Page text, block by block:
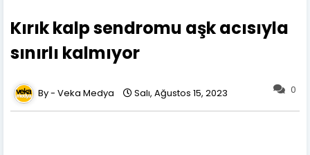
Kırık kalp sendromu aşk acısıyla
sınırlı kalmıyor
0
Veka Medya Salı, Ağustos 15, 2023